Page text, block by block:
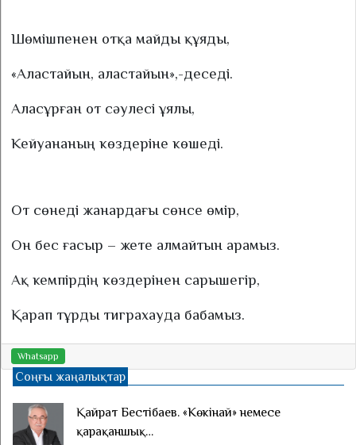
Шөмішпенен отқа майды құяды,
«Аластайын, аластайын»,-деседі.
Аласұрған от сәулесі ұялы,
Кейуананың көздеріне көшеді.
От сөнеді жанардағы сөнсе өмір,
Он бес ғасыр – жете алмайтын арамыз.
Ақ кемпірдің көздерінен сарышегір,
Қарап тұрды тиграхауда бабамыз.
Whatsapp
Соңғы жаңалықтар
Қайрат Бестібаев. «Көкінай» немесе
қарақаншық…